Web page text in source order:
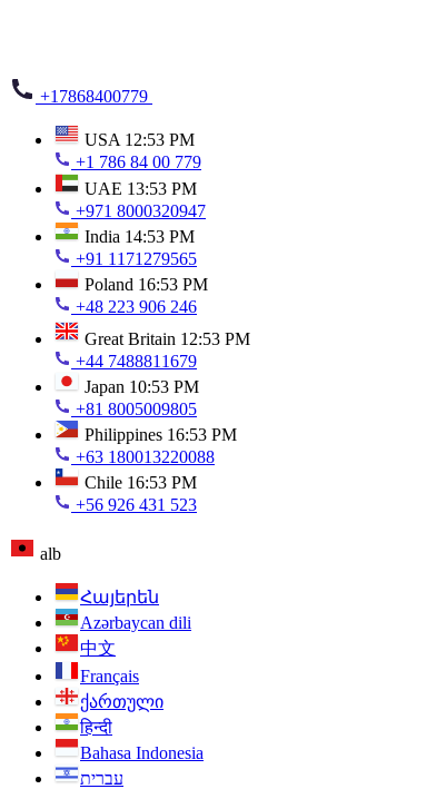
+17868400779
USA 12:53 PM
+1 786 84 00 779
UAE 13:53 PM
+971 8000320947
India 14:53 PM
+91 1171279565
Poland 16:53 PM
+48 223 906 246
Great Britain 12:53 PM
+44 7488811679
Japan 10:53 PM
+81 8005009805
Philippines 16:53 PM
+63 180013220088
Chile 16:53 PM
+56 926 431 523
alb
Հայերեն
Azərbaycan dili
中文
Français
ქართული
हिन्दी
Bahasa Indonesia
עברית